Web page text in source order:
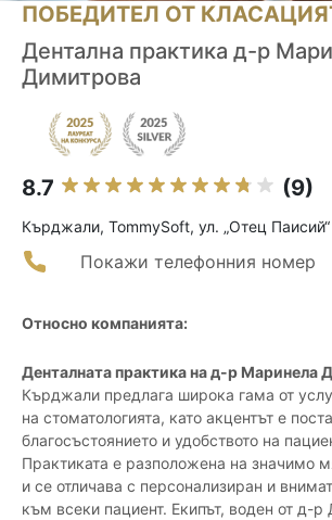
ПОБЕДИТЕЛ ОТ
Дентална практика д-р
Димитрова
8.7 (9)
Кърджали, TommySoft, ул. „Отец Паисий“
Покажи телефонния номер
Относно компанията:
Денталната практика на д-р Маринела
Кърджали предлага широка гама от
на стоматологията, като акцентът е
благосъстоянието и удобството на
Практиката е разположена на значимо
и се отличава с персонализиран и
към всеки пациент. Екипът, воден от д-р